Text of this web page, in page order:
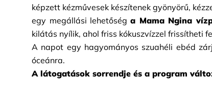
képzett kézművesek készítenek gyönyörű,
egy megállási lehetőség a Mama Ngina
kilátás nyílik, ahol friss kókuszvízzel frissítheti
A napot egy hagyományos szuahéli ebéd
óceánra.
A látogatások sorrendje és a program